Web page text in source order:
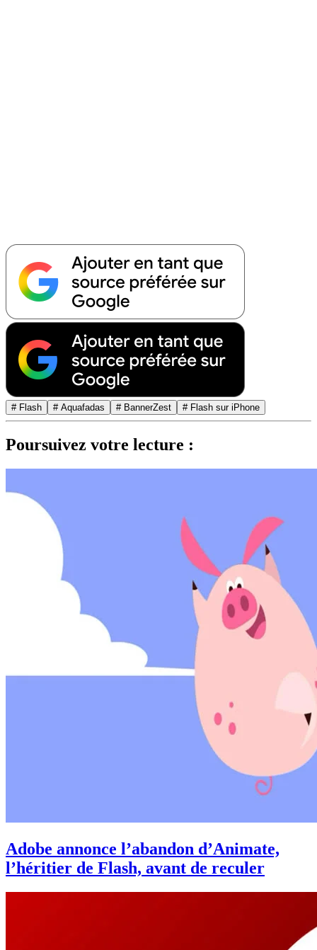
# Flash # Aquafadas # BannerZest # Flash sur iPhone
Poursuivez votre lecture :
Adobe annonce l’abandon d’Animate,
l’héritier de Flash, avant de reculer